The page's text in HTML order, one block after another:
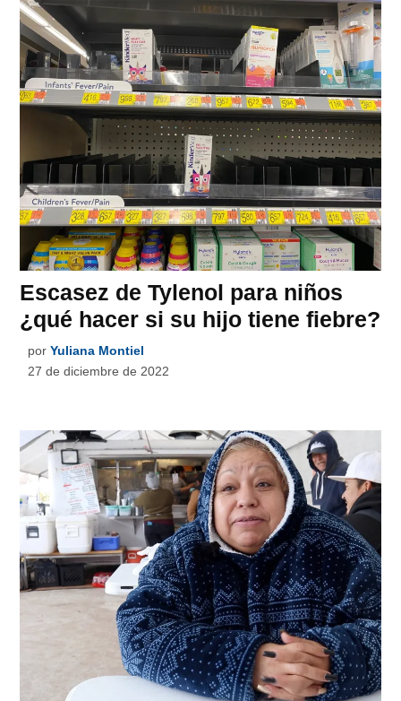
Escasez de Tylenol para niños
¿qué hacer si su hijo tiene fiebre?
por Yuliana Montiel
27 de diciembre de 2022